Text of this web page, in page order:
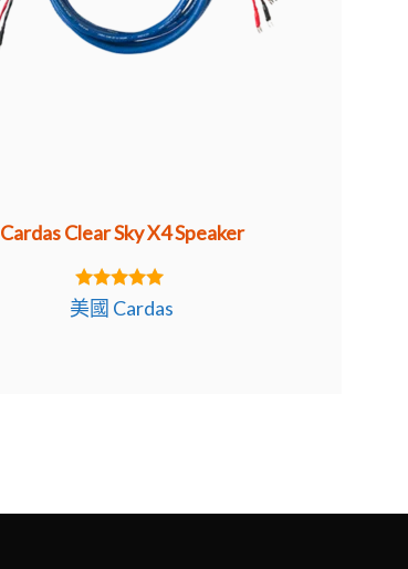
Cardas Clear Sky X4 Speaker
5.00
out of 5
美國 Cardas